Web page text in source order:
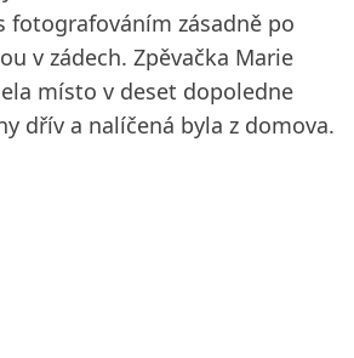
fotografováním zásadně po
v zádech. Zpěvačka Marie
místo v deset dopoledne
dřív a nalíčená byla z domova.